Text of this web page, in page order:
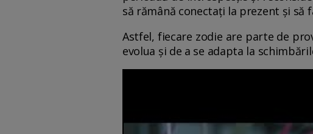
să rămână conectați la prezent și să
Astfel, fiecare zodie are parte de
evolua și de a se adapta la